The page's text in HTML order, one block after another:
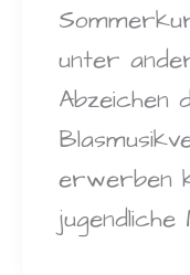
unter
Abzeichen
erwerben